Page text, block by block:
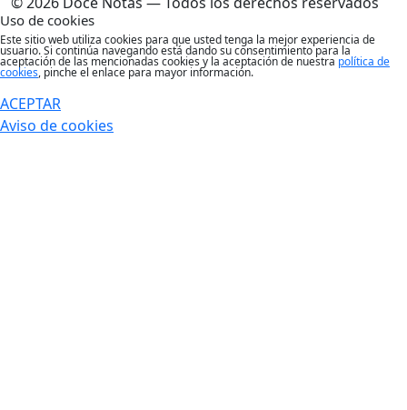
Uso de cookies
Este sitio web utiliza cookies para que usted tenga la mejor experiencia de
usuario. Si continúa navegando está dando su consentimiento para la
aceptación de las mencionadas cookies y la aceptación de nuestra política de
cookies, pinche el enlace para mayor información.
ACEPTAR
Aviso de cookies